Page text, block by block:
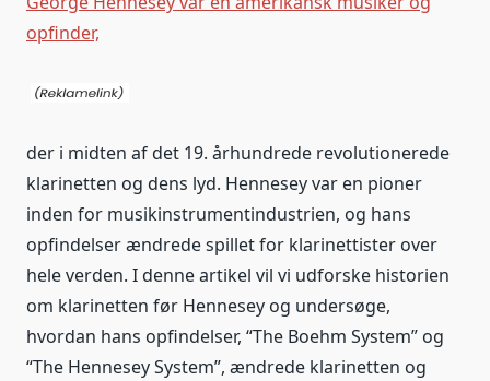
opfinder,
der i midten af det 19. århundrede revolutionerede
klarinetten og dens lyd. Hennesey var en pioner
inden for musikinstrumentindustrien, og hans
opfindelser ændrede spillet for klarinettister over
hele verden. I denne artikel vil vi udforske historien
om klarinetten før Hennesey og undersøge,
hvordan hans opfindelser, “The Boehm System” og
“The Hennesey System”, ændrede klarinetten og